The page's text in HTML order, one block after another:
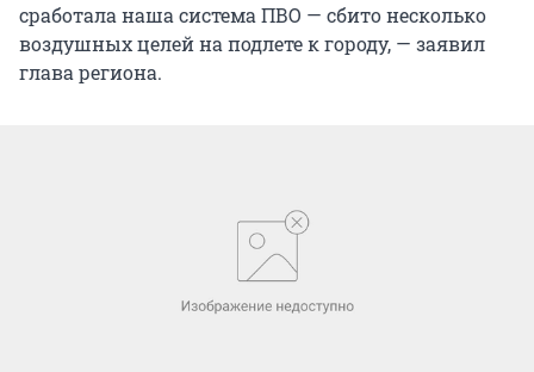
сработала наша система ПВО — сбито несколько
воздушных целей на подлете к городу, — заявил
глава региона.